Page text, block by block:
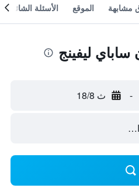
مشابهة الموقع الأسئلة الشائعة
ليفينج
- ث 18/8